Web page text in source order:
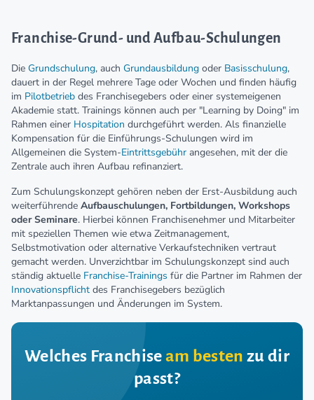
Franchise-Grund- und Aufbau-Schulungen
Die Grundschulung, auch Grundausbildung oder Basisschulung,
dauert in der Regel mehrere Tage oder Wochen und finden häufig
im Pilotbetrieb des Franchisegebers oder einer systemeigenen
Akademie statt. Trainings können auch per "Learning by Doing" im
Rahmen einer Hospitation durchgeführt werden. Als finanzielle
Kompensation für die Einführungs-Schulungen wird im
Allgemeinen die System-Eintrittsgebühr angesehen, mit der die
Zentrale auch ihren Aufbau refinanziert.
Zum Schulungskonzept gehören neben der Erst-Ausbildung auch
weiterführende Aufbauschulungen, Fortbildungen, Workshops
oder Seminare. Hierbei können Franchisenehmer und Mitarbeiter
mit speziellen Themen wie etwa Zeitmanagement,
Selbstmotivation oder alternative Verkaufstechniken vertraut
gemacht werden. Unverzichtbar im Schulungskonzept sind auch
ständig aktuelle Franchise-Trainings für die Partner im Rahmen der
Innovationspflicht des Franchisegebers bezüglich
Marktanpassungen und Änderungen im System.
Welches Franchiseam besten zu dir
passt?